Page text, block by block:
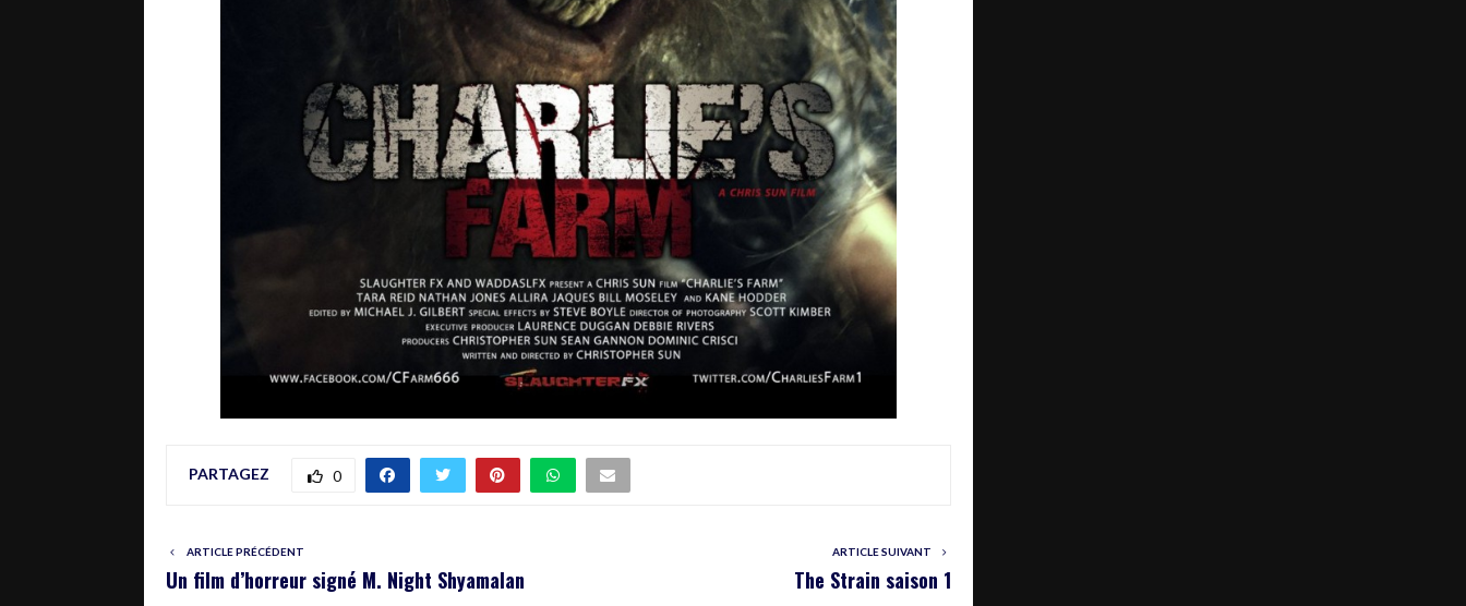
PARTAGEZ 0
ARTICLE PRÉCÉDENT
Un film d’horreur signé M. Night Shyamalan
ARTICLE SUIVANT
The Strain saison 1